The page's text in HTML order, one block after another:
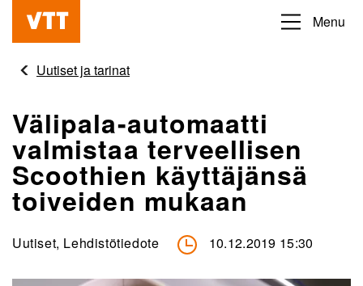
Hyppää
pääsisältöön
Beyond
obvious
Menu
Uutiset ja tarinat
Välipala-automaatti
valmistaa terveellisen
Scoothien käyttäjänsä
toiveiden mukaan
Uutiset, Lehdistötiedote 10.12.2019 15:30